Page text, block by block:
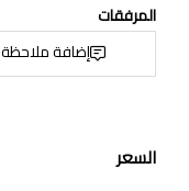
المرفقات
إضافة ملاحظة
السعر